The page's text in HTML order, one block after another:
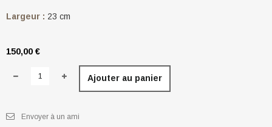
Largeur : 23 cm
150,00 €
Ajouter au panier
Envoyer à un ami